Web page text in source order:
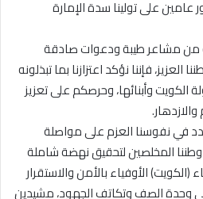
عامين على تولينا سدة الإمارة
من مشاعر طيبة ودعوات صادقة
فإننا نؤكد اعتزازنا بما تبذلونه
وأبنائها، وحرصكم على تعزيز
في نفوسنا العزم على مواصلة
المخلصين لتحقيق نهضة شاملة
الأوفياء بالأمن والاستقرار
وحدة الصف وتكاتف الجهود، مشيدين